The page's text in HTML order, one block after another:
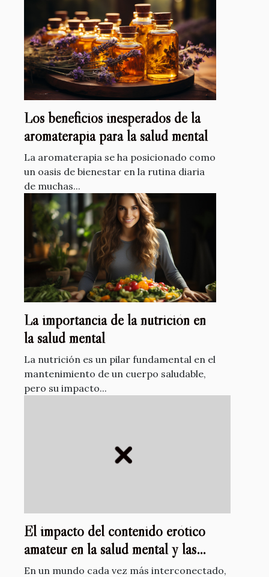
El impacto del contenido erótico
amateur en la salud mental y las
relaciones de pareja
En un mundo cada vez más interconectado,
Los beneficios inesperados de la
aromaterapia para la salud mental
La aromaterapia se ha posicionado como
un oasis de bienestar en la rutina diaria
de muchas...
La importancia de la nutrición en
la salud mental
La nutrición es un pilar fundamental en el
mantenimiento de un cuerpo saludable,
pero su impacto...